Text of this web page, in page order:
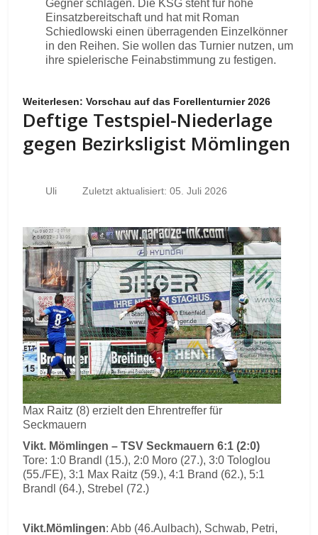
Gegner schlagen. Die KSG steht für hohe
Einsatzbereitschaft und hat mit Roman
Schiedlowski einen überragenden Einzelkönner
in den Reihen. Sie wollen das Turnier nutzen, um
ihre spielerische Feinabstimmung zu festigen.
Weiterlesen: Vorschau auf das Forellenturnier 2026
Deftige Testspiel-Niederlage
gegen Bezirksligist Mömlingen
Uli Zuletzt aktualisiert: 05. Juli 2026
Max Raitz (8) erzielt den Ehrentreffer für
Seckmauern
Vikt. Mömlingen – TSV Seckmauern 6:1 (2:0)
Tore: 1:0 Brandl (15.), 2:0 Moro (27.), 3:0 Tologlou
(55./FE), 3:1 Max Raitz (59.), 4:1 Brand (62.), 5:1
Brandl (64.), Strebel (72.)
Vikt.Mömlingen: Abb (46.Aulbach), Schwab, Petri,